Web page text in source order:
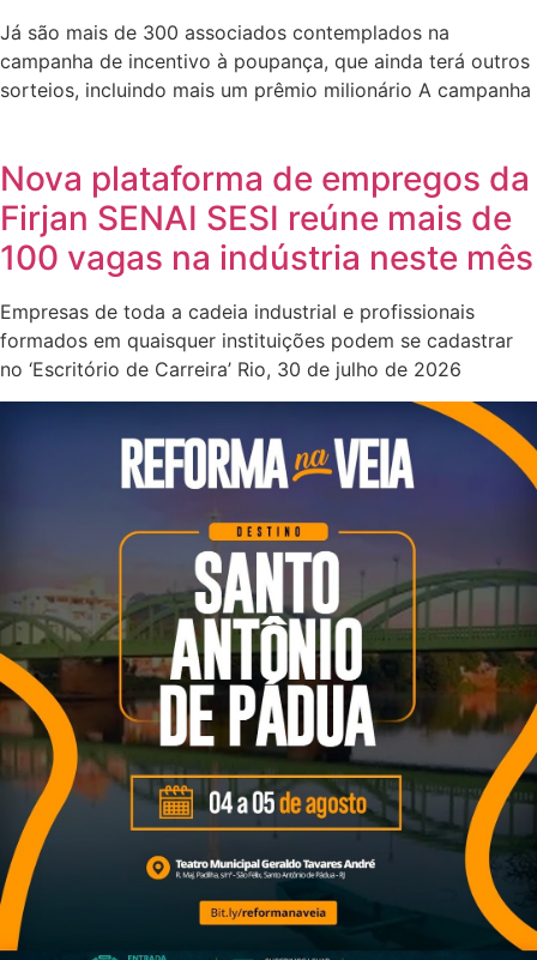
Já são mais de 300 associados contemplados na
campanha de incentivo à poupança, que ainda terá outros
sorteios, incluindo mais um prêmio milionário A campanha
Nova plataforma de empregos da
Firjan SENAI SESI reúne mais de
100 vagas na indústria neste mês
Empresas de toda a cadeia industrial e profissionais
formados em quaisquer instituições podem se cadastrar
no ‘Escritório de Carreira’ Rio, 30 de julho de 2026